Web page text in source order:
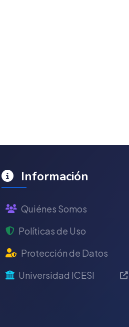
Información
Quiénes Somos
Políticas de Uso
Protección de Datos
Universidad ICESI